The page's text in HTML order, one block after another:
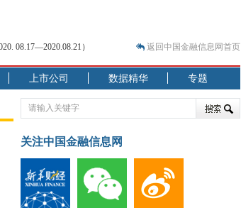
08.17—2020.08.21）
？
突围之旅
07.27—2020.07.31）
“跷跷板” 结构性失衡藏
显下行
现最弱
返回中国金融信息网首页
上市公司 数据精华 专题
关注中国金融信息网